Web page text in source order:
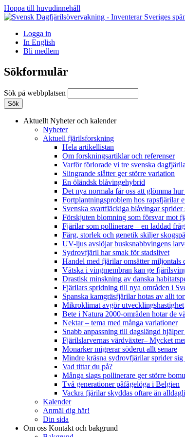
Hoppa till huvudinnehåll
Logga in
In English
Bli medlem
Sökformulär
Sök på webbplatsen
Aktuellt Nyheter och kalender
Nyheter
Aktuell fjärilsforskning
Hela artikellistan
Om forskningsartiklar och referenser
Varför förlorade vi tre svenska
Slingrande slåtter ger större variation
En öländsk blåvingehybrid
Det nya normala får oss att glömma
Fortplantningsproblem hos rapsfjärilar
Svenska svartfläckiga blåvingar
Förskjuten blomning som försvar mot
Fjärilar som pollinerare – en laddad
Färg, storlek och genetik skiljer
UV-ljus avslöjar busksnabbvingens
Sydrovfjäril har smak för stadslivet
Handel med fjärilar omsätter miljontals
Vätska i vingmembran kan ge
Drastisk minskning av danska
Fjärilars spridning till nya områden i
Spanska kamgräsfjärilar hotas av allt
Mikroklimat avgör utvecklingshastighet
Bete i Natura 2000-områden hotar de
Nektar – tema med många variationer
Snabb anpassning till dagslängd
Fjärilslarvernas värdväxter– Mycket
Monarker migrerar söderut allt senare
Mindre kräsna sydrovfjärilar sprider sig
Vad tittar du på?
Många slags pollinerare ger större
Två generationer påfågelöga i Belgien
Vackra fjärilar skyddas oftare än
Kalender
Anmäl dig här!
Din sida
Om oss Kontakt och bakgrund